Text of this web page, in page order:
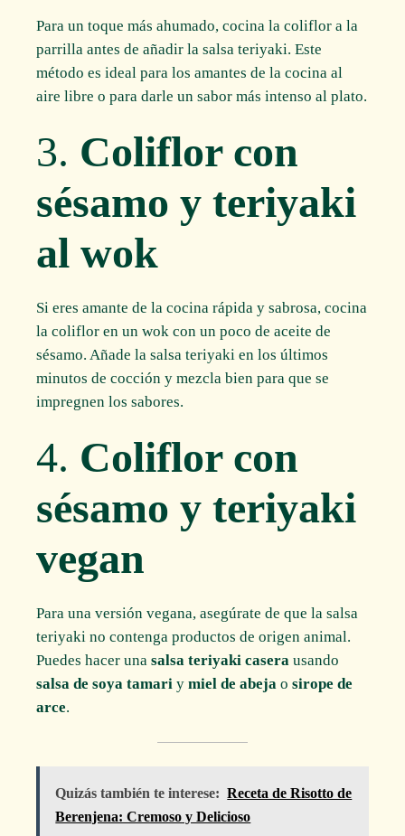
Para un toque más ahumado, cocina la coliflor a la
parrilla antes de añadir la salsa teriyaki. Este
método es ideal para los amantes de la cocina al
aire libre o para darle un sabor más intenso al plato.
3. Coliflor con
sésamo y teriyaki
al wok
Si eres amante de la cocina rápida y sabrosa, cocina
la coliflor en un wok con un poco de aceite de
sésamo. Añade la salsa teriyaki en los últimos
minutos de cocción y mezcla bien para que se
impregnen los sabores.
4. Coliflor con
sésamo y teriyaki
vegan
Para una versión vegana, asegúrate de que la salsa
teriyaki no contenga productos de origen animal.
Puedes hacer unasalsa teriyaki casera usando
salsa de soya tamari ymiel de abeja osirope de
arce.
Quizás también te interese: Receta de Risotto de
Berenjena: Cremoso y Delicioso